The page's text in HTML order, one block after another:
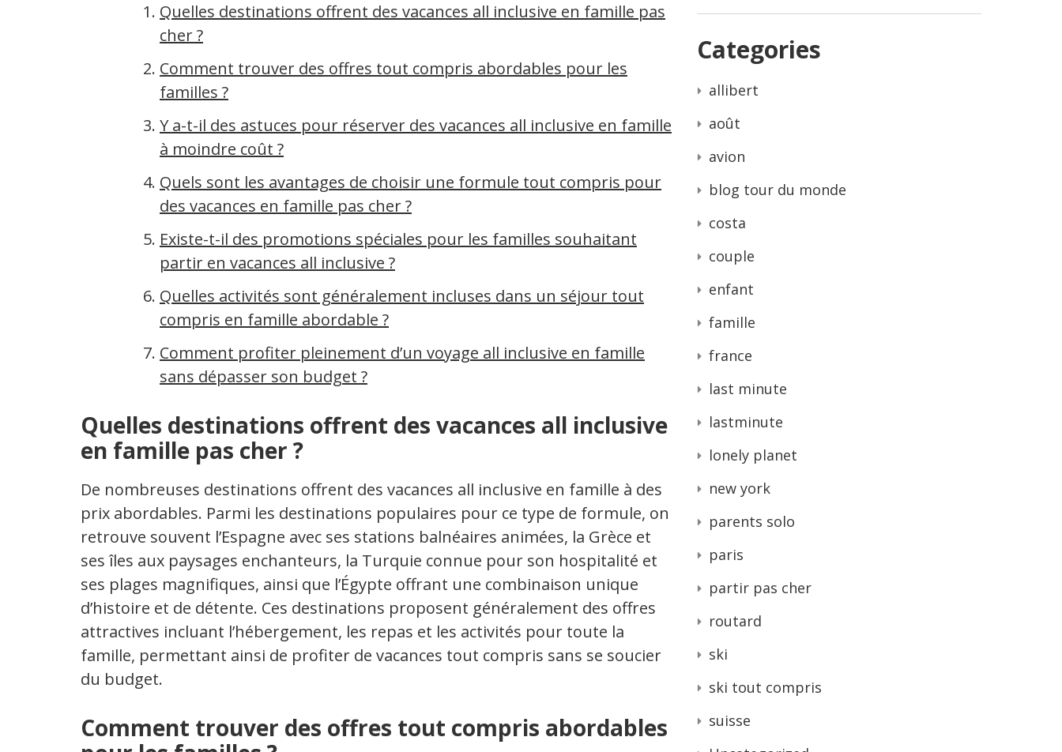
Quelles destinations offrent des vacances all inclusive en famille pas
cher ?
Comment trouver des offres tout compris abordables pour les
familles ?
Y a-t-il des astuces pour réserver des vacances all inclusive en famille
à moindre coût ?
Quels sont les avantages de choisir une formule tout compris pour
des vacances en famille pas cher ?
Existe-t-il des promotions spéciales pour les familles souhaitant
partir en vacances all inclusive ?
Quelles activités sont généralement incluses dans un séjour tout
compris en famille abordable ?
Comment profiter pleinement d’un voyage all inclusive en famille
sans dépasser son budget ?
Quelles destinations offrent des vacances all inclusive
en famille pas cher ?
De nombreuses destinations offrent des vacances all inclusive en famille à des
prix abordables. Parmi les destinations populaires pour ce type de formule, on
retrouve souvent l’Espagne avec ses stations balnéaires animées, la Grèce et
ses îles aux paysages enchanteurs, la Turquie connue pour son hospitalité et
ses plages magnifiques, ainsi que l’Égypte offrant une combinaison unique
d’histoire et de détente. Ces destinations proposent généralement des offres
attractives incluant l’hébergement, les repas et les activités pour toute la
famille, permettant ainsi de profiter de vacances tout compris sans se soucier
du budget.
Comment trouver des offres tout compris abordables
Categories
allibert
août
avion
blog tour du monde
costa
couple
enfant
famille
france
last minute
lastminute
lonely planet
new york
parents solo
paris
partir pas cher
routard
ski
ski tout compris
suisse